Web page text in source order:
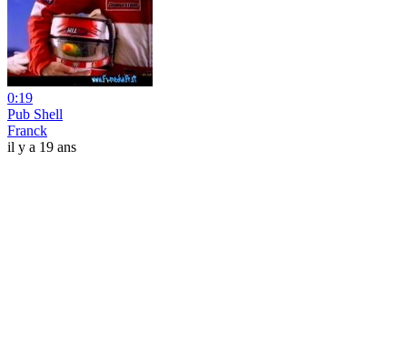
0:19
Pub Shell
Franck
il y a 19 ans